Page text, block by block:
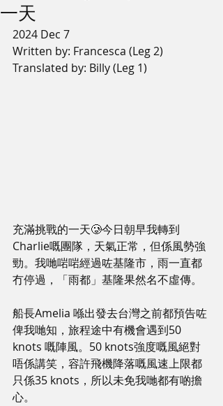
一天
2024 Dec 7
Written by: Francesca (Leg 2)
Translated by: Billy (Leg 1)
充滿挑戰的一天🥲今日朝早我轉到
Charlie嘅團隊，天氣正常，但係風勢強
勁。我哋啱啱經過咗基隆市，雨一直都
冇停過，「雨都」基隆果然名不虛傳。
船長Amelia 喺出發去台灣之前都預告咗
俾我哋知，旅程途中有機會遇到50
knots 嘅陣風。50 knots強度嘅風絕對
唔係講笑，容許飛機降落嘅風速上限都
只係35 knots，所以未免我哋都有啲擔
心。